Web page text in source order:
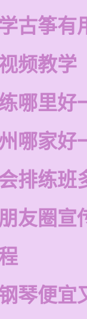
古筝有
频教学
哪里好
哪家好
排练班
友圈宣
琴便宜